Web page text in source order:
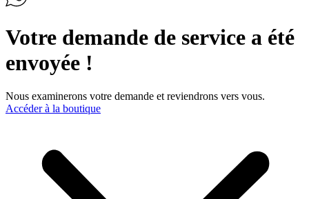
Votre demande de service a été
envoyée !
Nous examinerons votre demande et reviendrons vers vous.
Accéder à la boutique